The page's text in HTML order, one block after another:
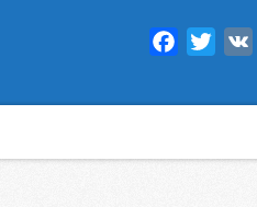
Facebook
Twitter